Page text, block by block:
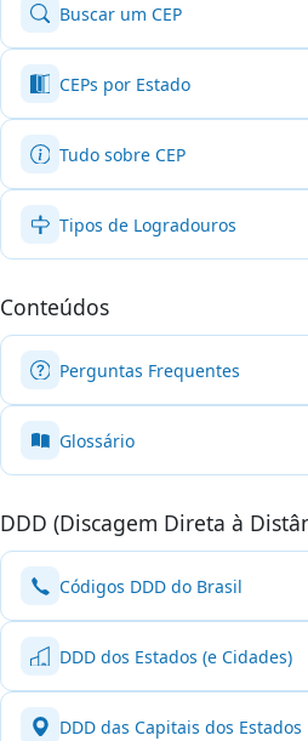
Buscar um CEP
CEPs por Estado
Tudo sobre CEP
Tipos de Logradouros
Conteúdos
Perguntas Frequentes
Glossário
DDD (Discagem Direta à
Códigos DDD do Brasil
DDD dos Estados (e Cidades)
DDD das Capitais dos Estados